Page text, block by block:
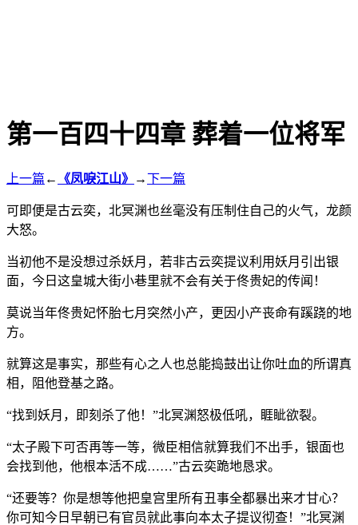
第一百四十四章 葬着一位将军
上一篇 ← 《凤唳江山》 →下一篇
可即便是古云奕，北冥渊也丝毫没有压制住自己的火气，龙颜
大怒。
当初他不是没想过杀妖月，若非古云奕提议利用妖月引出银
面，今日这皇城大街小巷里就不会有关于佟贵妃的传闻！
莫说当年佟贵妃怀胎七月突然小产，更因小产丧命有蹊跷的地
方。
就算这是事实，那些有心之人也总能捣鼓出让你吐血的所谓真
相，阻他登基之路。
“找到妖月，即刻杀了他！”北冥渊怒极低吼，睚眦欲裂。
“太子殿下可否再等一等，微臣相信就算我们不出手，银面也
会找到他，他根本活不成……”古云奕跪地恳求。
“还要等？你是想等他把皇宫里所有丑事全都暴出来才甘心？
你可知今日早朝已有官员就此事向本太子提议彻查！”北冥渊